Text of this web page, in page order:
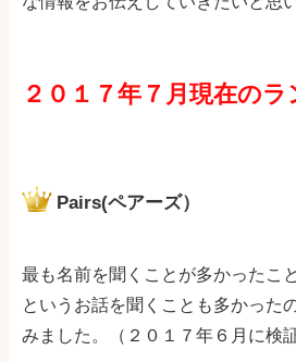
２０１７年７月現在の
Pairs(ペアーズ）
最も名前を聞くことが多かったこ
というお話を聞くことも多かった
みました。（２０１７年６月に検